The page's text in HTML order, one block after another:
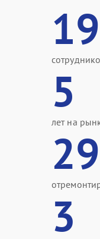
19
5
лет на
3